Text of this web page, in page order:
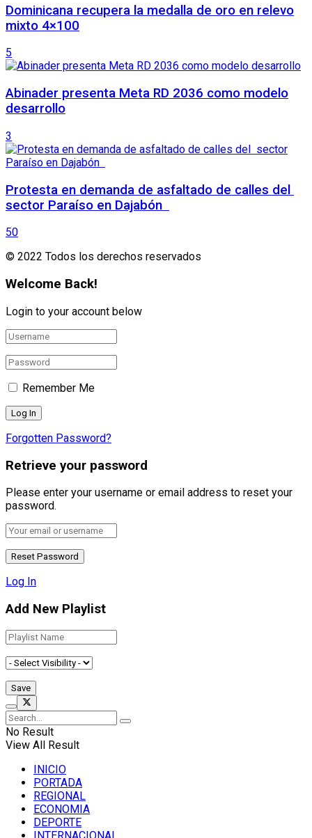
Dominicana recupera la medalla de oro en relevo
mixto 4×100
5
Abinader presenta Meta RD 2036 como modelo
desarrollo
3
Protesta en demanda de asfaltado de calles del
sector Paraíso en Dajabón
50
© 2022 Todos los derechos reservados
Welcome Back!
Login to your account below
Remember Me
Forgotten Password?
Retrieve your password
Please enter your username or email address to reset your
password.
Log In
Add New Playlist
No Result
View All Result
INICIO
PORTADA
REGIONAL
ECONOMIA
DEPORTE